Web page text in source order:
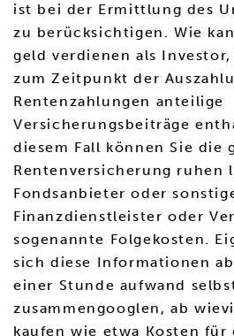
ist bei der Ermittlung des
zu berücksichtigen. Wie
geld verdienen als
zum Zeitpunkt der
Rentenzahlungen anteilige
Versicherungsbeiträge
diesem Fall können Sie die
Rentenversicherung ruhen
Fondsanbieter oder
Finanzdienstleister oder
sogenannte Folgekosten.
sich diese Informationen
einer Stunde aufwand
zusammengooglen, ab
kaufen wie etwa Kosten